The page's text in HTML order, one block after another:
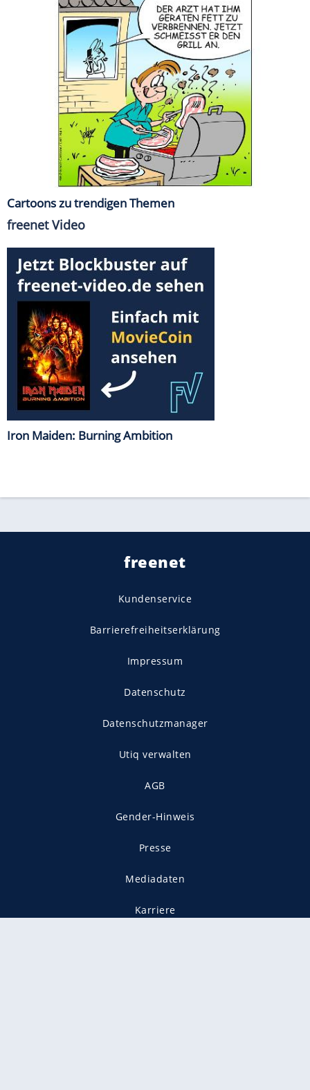
Cartoons zu trendigen Themen
freenet Video
Iron Maiden: Burning Ambition
freenet
Kundenservice
Barrierefreiheitserklärung
Impressum
Datenschutz
Datenschutzmanager
Utiq verwalten
AGB
Gender-Hinweis
Presse
Mediadaten
Karriere